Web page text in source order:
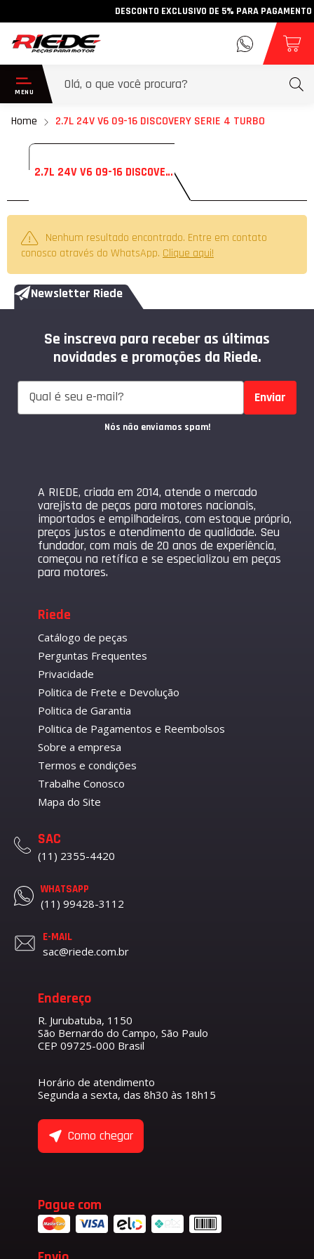
DESCONTO EXCLUSIVO DE 5% PARA PAGAMENTO
Home 2.7L 24V V6 09-16 DISCOVERY SERIE 4 TURBO
2.7L 24V V6 09-16 DISCOVERY SERIE 4 TURBO
Nenhum resultado encontrado. Entre em contato
conosco através do WhatsApp. Clique aqui!
Newsletter Riede
Se inscreva para receber as últimas
novidades e promoções da Riede.
Enviar
Nós não enviamos spam!
A RIEDE, criada em 2014, atende o mercado
varejista de peças para motores nacionais,
importados e empilhadeiras, com estoque próprio,
preços justos e atendimento de qualidade. Seu
fundador, com mais de 20 anos de experiência,
começou na retífica e se especializou em peças
para motores.
Riede
Catálogo de peças
Perguntas Frequentes
Privacidade
Politica de Frete e Devolução
Politica de Garantia
Politica de Pagamentos e Reembolsos
Sobre a empresa
Termos e condições
Trabalhe Conosco
Mapa do Site
SAC
(11) 2355-4420
WHATSAPP
(11) 99428-3112
E-MAIL
sac@riede.com.br
Endereço
R. Jurubatuba, 1150
São Bernardo do Campo, São Paulo
CEP 09725-000 Brasil
Horário de atendimento
Segunda a sexta, das 8h30 às 18h15
Como chegar
Pague com